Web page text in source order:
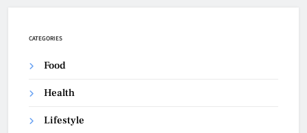
CATEGORIES
Food
Health
Lifestyle